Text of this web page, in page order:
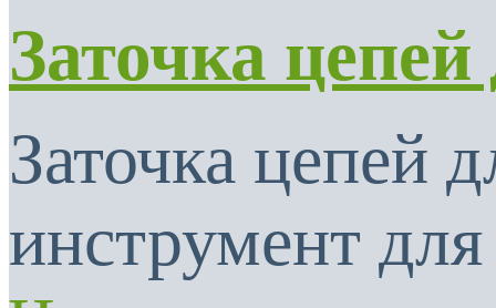
Заточка
Заточка цепей
инструмент